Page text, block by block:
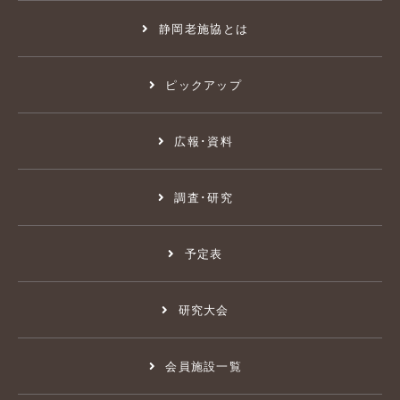
静岡老施協とは
ピックアップ
広報･資料
調査･研究
予定表
研究大会
会員施設一覧